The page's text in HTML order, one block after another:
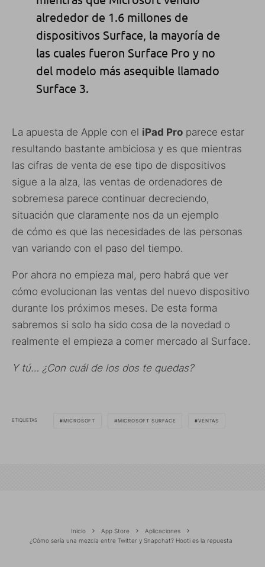
alrededor de 1.6 millones de
dispositivos Surface, la mayoría de
las cuales fueron Surface Pro y no
del modelo más asequible llamado
Surface 3.
La apuesta de Apple con el iPad Pro parece estar
resultando bastante ambiciosa y es que mientras
las cifras de venta de ese tipo de dispositivos
sigue a la alza, las ventas de ordenadores de
sobremesa parece continuar decreciendo,
situación que claramente nos da un ejemplo
de cómo es que las necesidades de las personas
van variando con el paso del tiempo.
Por ahora no empieza mal, pero habrá que ver
cómo evolucionan las ventas del nuevo dispositivo
durante los próximos meses. De esta forma
sabremos si solo ha sido cosa de la novedad o
realmente el empieza a comer mercado al Surface.
Y tú… ¿Con cuál de los dos te quedas?
ETIQUETAS MICROSOFT MICROSOFT SURFACE VENTAS
Inicio App Store
Aplicaciones
¿Cómo sería una mezcla entre Twitter y Snapchat? Hooti es la repuesta